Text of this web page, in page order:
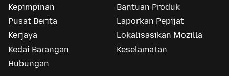
Kepimpinan
Pusat Berita
Kerjaya
Kedai Barangan
Hubungan
Bantuan Produk
Laporkan Pepijat
Lokalisasikan Mozilla
Keselamatan